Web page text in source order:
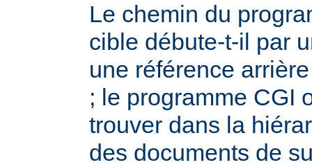
Le chemin du
cible débute-t-il par
une référence
; le programme CGI
trouver dans la
des documents de